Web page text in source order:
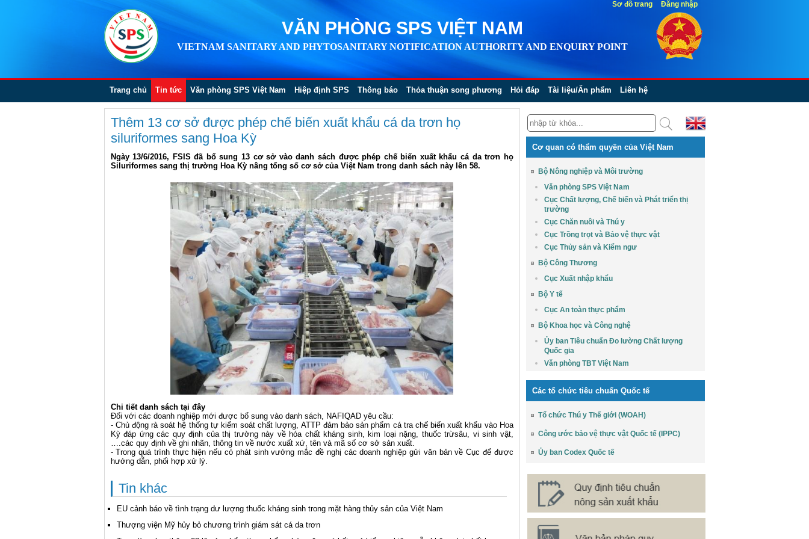
VĂN PHÒNG SPS VIỆT NAM
VIETNAM SANITARY AND PHYTOSANITARY NOTIFICATION AUTHORITY AND ENQUIRY POINT
Trang chủ Tin tức Văn phòng SPS Việt Nam Hiệp định SPS Thông báo Thỏa thuận song phương Hỏi đáp Tài liệu/Ấn phẩm Liên hệ
Thêm 13 cơ sở được phép chế biến xuất khẩu cá da trơn họ
siluriformes sang Hoa Kỳ
Ngày 13/6/2016, FSIS đã bổ sung 13 cơ sở vào danh sách được phép chế biến xuất khẩu cá da trơn họ
Siluriformes sang thị trường Hoa Kỳ nâng tổng số cơ sở của Việt Nam trong danh sách này lên 58.
Chi tiết danh sách tại đây
Đối với các doanh nghiệp mới được bổ sung vào danh sách, NAFIQAD yêu cầu:
- Chủ động rà soát hệ thống tự kiểm soát chất lượng, ATTP đảm bảo sản phẩm cá tra chế biến xuất khẩu vào Hoa
Kỳ đáp ứng các quy định của thị trường này về hóa chất kháng sinh, kim loại nặng, thuốc trừsâu, vi sinh vật,
….các quy định về ghi nhãn, thông tin về nước xuất xứ, tên và mã số cơ sở sản xuất.
- Trong quá trình thực hiện nếu có phát sinh vướng mắc đề nghị các doanh nghiệp gửi văn bản về Cục để được
hướng dẫn, phối hợp xử lý.
Tin khác
EU cảnh báo về tình trạng dư lượng thuốc kháng sinh trong mặt hàng thủy sản của Việt Nam
Thượng viện Mỹ hủy bỏ chương trình giám sát cá da trơn
Cơ quan có thẩm quyền của Việt Nam
Bộ Nông nghiệp và Môi trường
Văn phòng SPS Việt Nam
Cục Chất lượng, Chế biến và Phát triển thị
trường
Cục Chăn nuôi và Thú y
Cục Trồng trọt và Bảo vệ thực vật
Cục Thủy sản và Kiểm ngư
Bộ Công Thương
Cục Xuất nhập khẩu
Bộ Y tế
Cục An toàn thực phẩm
Bộ Khoa học và Công nghệ
Ủy ban Tiêu chuẩn Đo lường Chất lượng
Quốc gia
Văn phòng TBT Việt Nam
Các tổ chức tiêu chuẩn Quốc tế
Tổ chức Thú y Thế giới (WOAH)
Công ước bảo vệ thực vật Quốc tế (IPPC)
Ủy ban Codex Quốc tế
Sơ đồ trang Đăng nhập